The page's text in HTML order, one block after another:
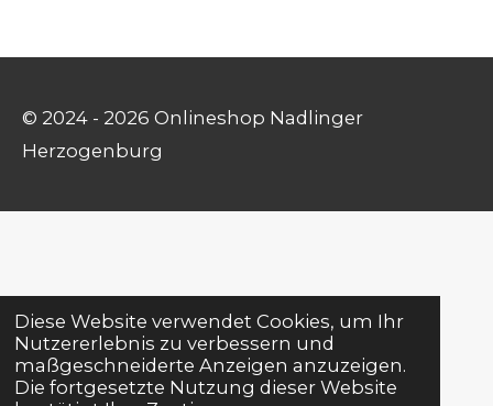
Diese Website verwendet Cookies, um Ihr
Nutzererlebnis zu verbessern und
maßgeschneiderte Anzeigen anzuzeigen.
Die fortgesetzte Nutzung dieser Website
© 2024 - 2026 Onlineshop Nadlinger
Herzogenburg